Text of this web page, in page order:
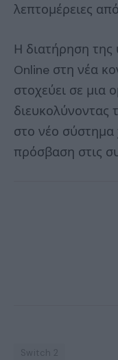
λεπτομέρειες
Η διατήρηση
Online στη νέα
στοχεύει σε μια
διευκολύνοντας
στο νέο
πρόσβαση στις
Switch 2